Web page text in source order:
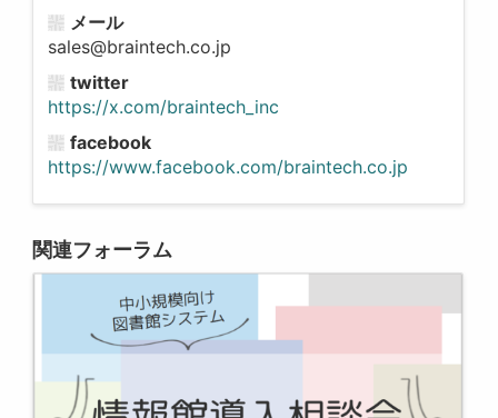
メール
sales@braintech.co.jp
twitter
https://x.com/braintech_inc
facebook
https://www.facebook.com/braintech.co.jp
関連フォーラム